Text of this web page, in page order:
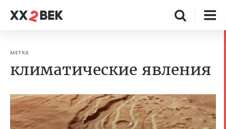
МЕТКА
климатические явления